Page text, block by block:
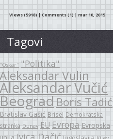
Views (5918)|Comments (1)| mar 10, 2015
Tagovi
"Oskar" "Politika"
Aleksandar Vulin
Aleksandar Vučić
BeogradBoris Tadić
Bratislav Gašić Brisel Demokratska
stranka Dunav EU Evropa Evropska
Ivica Dačić